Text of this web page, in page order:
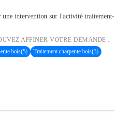
intervention sur l'activité traitement-
AFFINER VOTRE DEMANDE :
bois(5) Traitement charpente bois(3)